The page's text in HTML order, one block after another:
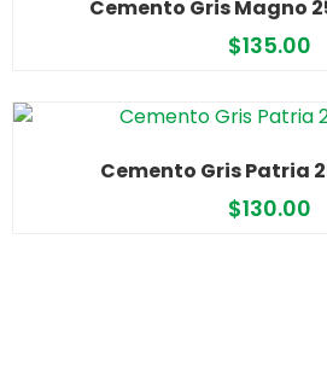
Cemento Gris Magno
$135.00
Cemento Gris Patria
$130.00